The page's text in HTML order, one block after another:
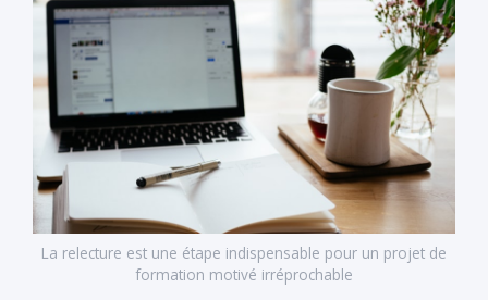
La relecture est une étape indispensable pour un projet de
formation motivé irréprochable